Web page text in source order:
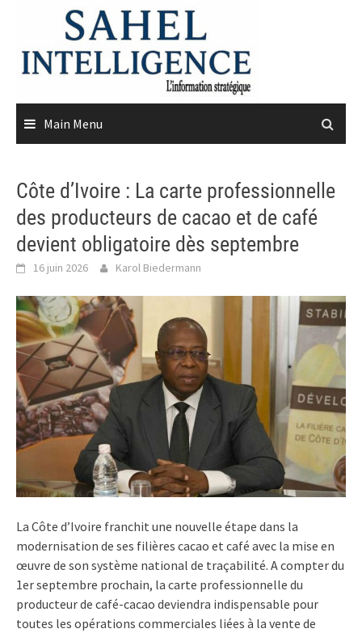
content
Main Menu
Côte d’Ivoire : La carte professionnelle
des producteurs de cacao et de café
devient obligatoire dès septembre
16 juin 2026 Karol Biedermann
La Côte d’Ivoire franchit une nouvelle étape dans la
modernisation de ses filières cacao et café avec la mise en
œuvre de son système national de traçabilité. A compter du
1er septembre prochain, la carte professionnelle du
producteur de café-cacao deviendra indispensable pour
toutes les opérations commerciales liées à la vente de